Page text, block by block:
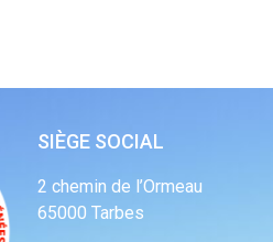
SIÈGE SOCIAL
2 chemin de l’Ormeau
65000 Tarbes